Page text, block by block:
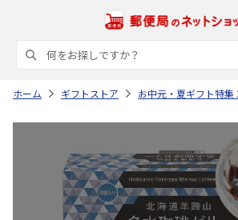
ホーム ギフトストア お中元・夏ギフト特集